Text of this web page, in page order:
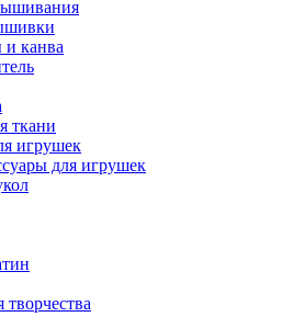
канва
ткани
игрушек
для игрушек
творчества